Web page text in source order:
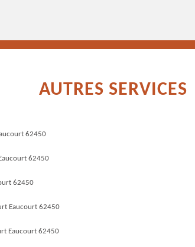
AUTRES SERVICES
62450
62450
62450
Eaucourt 62450
Eaucourt 62450